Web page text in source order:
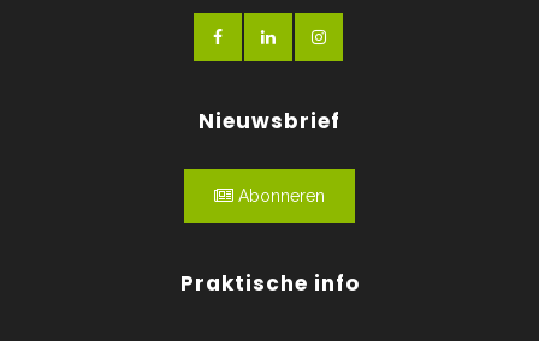
Nieuwsbrief
Abonneren
Praktische info